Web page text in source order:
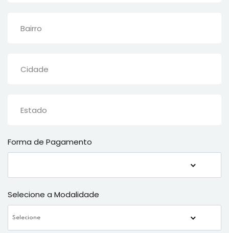
Forma de Pagamento
Selecione a Modalidade